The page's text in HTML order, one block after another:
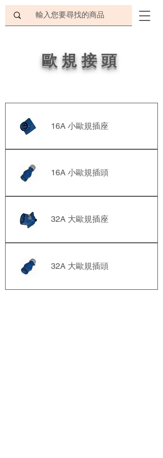
歐規接頭
16A 小歐規插座
16A 小歐規插頭
32A 大歐規插座
32A 大歐規插頭